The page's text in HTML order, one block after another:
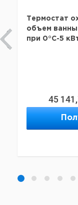
Термостат
объем ванны
при 0°C-5
45